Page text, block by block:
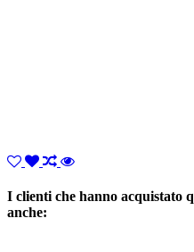
I clienti che hanno acquistato
anche: